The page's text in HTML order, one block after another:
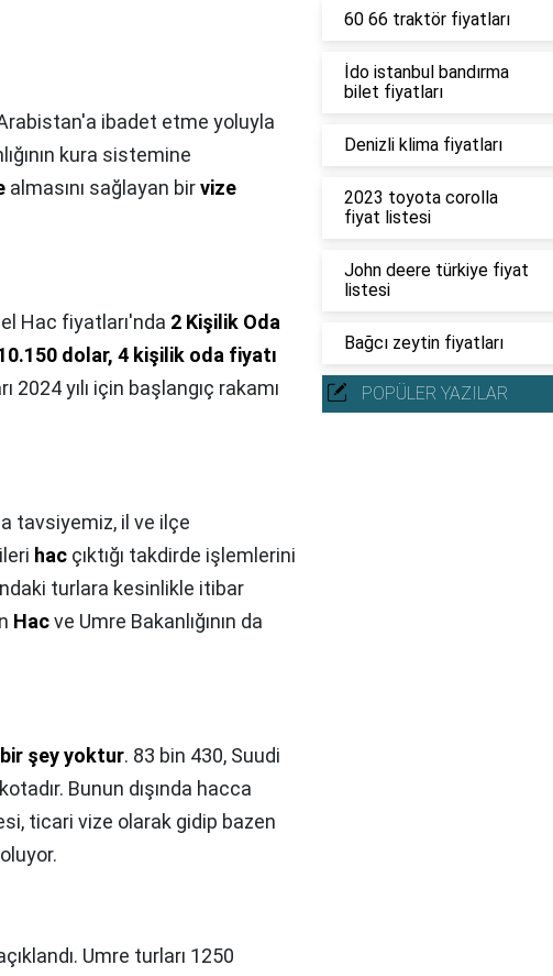
ibadet etme yoluyla
kura sistemine
almasını sağlayan birvize
Hac fiyatları'nda 2 Kişilik Oda
dolar, 4 kişilik oda fiyatı
2024 yılı için başlangıç rakamı
tavsiyemiz, il ve ilçe
hac çıktığı takdirde işlemlerini
turlara kesinlikle itibar
Hacve Umre Bakanlığının da
şey yoktur. 83 bin 430, Suudi
Bunun dışında hacca
ticari vize olarak gidip bazen
Umre turları 1250
60 66 traktör fiyatları
İdo istanbul bandırma
bilet fiyatları
Denizli klima fiyatları
2023 toyota corolla
fiyat listesi
John deere türkiye fiyat
listesi
Bağcı zeytin fiyatları
POPÜLER YAZILAR